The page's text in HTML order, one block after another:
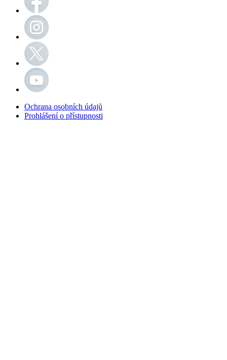
Ochrana osobních údajů
Prohlášení o přístupnosti